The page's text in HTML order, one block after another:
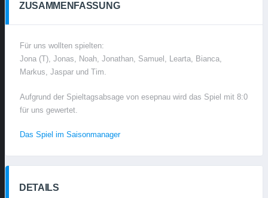
ZUSAMMENFASSUNG
Für uns wollten spielten:
Jona (T), Jonas, Noah, Jonathan, Samuel, Learta, Bianca,
Markus, Jaspar und Tim.
Aufgrund der Spieltagsabsage von esepnau wird das Spiel mit 8:0
für uns gewertet.
Das Spiel im Saisonmanager
DETAILS